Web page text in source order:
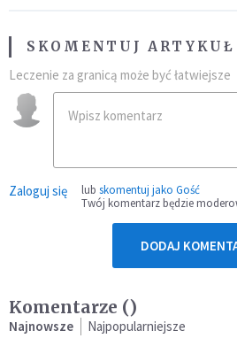
SKOMENTUJ ARTYKUŁ
Leczenie za granicą może być łatwiejsze
Zaloguj się lub skomentuj jako Gość
Twój komentarz będzie
DODAJ
Komentarze ()
Najnowsze Najpopularniejsze